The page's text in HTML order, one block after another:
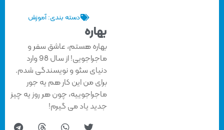
دسته بندی:آموزش
بهاره
بهاره هستم، عاشق سفر و
ماجراجویی! از سال 98 وارد
دنیای سئو و نویسندگی شدم.
برای من این کار هم یه جور
ماجراجوییه، چون هر روز یه چیز
جدید یاد می گیرم!